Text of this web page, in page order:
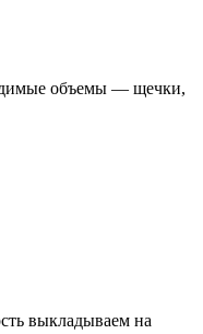
объемы — щечки,
выкладываем на